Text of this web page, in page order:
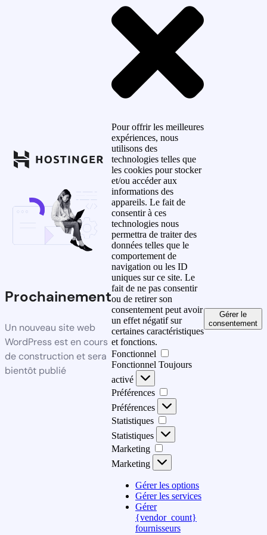
Prochainement
Un nouveau site web
WordPress est en cours
de construction et sera
bientôt publié
Pour offrir les meilleures
expériences, nous
utilisons des
technologies telles que
les cookies pour stocker
et/ou accéder aux
informations des
appareils. Le fait de
consentir à ces
technologies nous
permettra de traiter des
données telles que le
comportement de
navigation ou les ID
uniques sur ce site. Le
fait de ne pas consentir
ou de retirer son
consentement peut avoir
un effet négatif sur
certaines caractéristiques
et fonctions.
Fonctionnel
Fonctionnel Toujours
activé
Préférences
Préférences
Statistiques
Statistiques
Marketing
Marketing
Gérer les options
Gérer les services
Gérer
{vendor_count}
fournisseurs
Gérer le
consentement